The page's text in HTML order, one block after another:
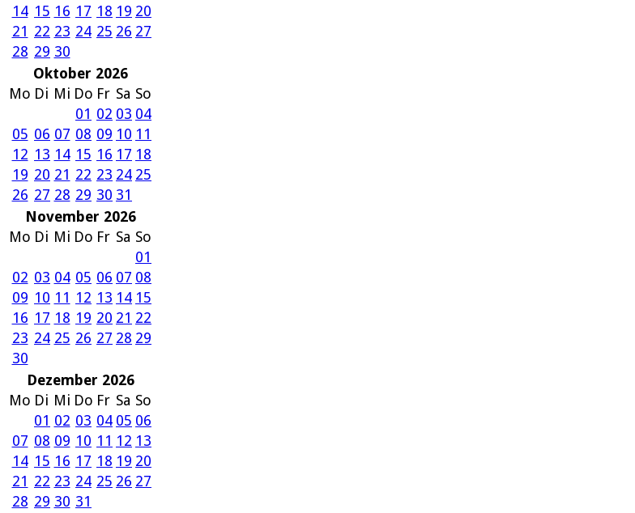
14 15 16 17 18 19 20
21 22 23 24 25 26 27
28 29 30
Oktober 2026
Mo Di Mi Do Fr Sa So
01 02 03 04
05 06 07 08 09 10 11
12 13 14 15 16 17 18
19 20 21 22 23 24 25
26 27 28 29 30 31
November 2026
Mo Di Mi Do Fr Sa So
01
02 03 04 05 06 07 08
09 10 11 12 13 14 15
16 17 18 19 20 21 22
23 24 25 26 27 28 29
30
Dezember 2026
Mo Di Mi Do Fr Sa So
01 02 03 04 05 06
07 08 09 10 11 12 13
14 15 16 17 18 19 20
21 22 23 24 25 26 27
28 29 30 31